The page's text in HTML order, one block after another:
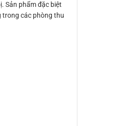
Sản phẩm đặc biệt
trong các phòng thu